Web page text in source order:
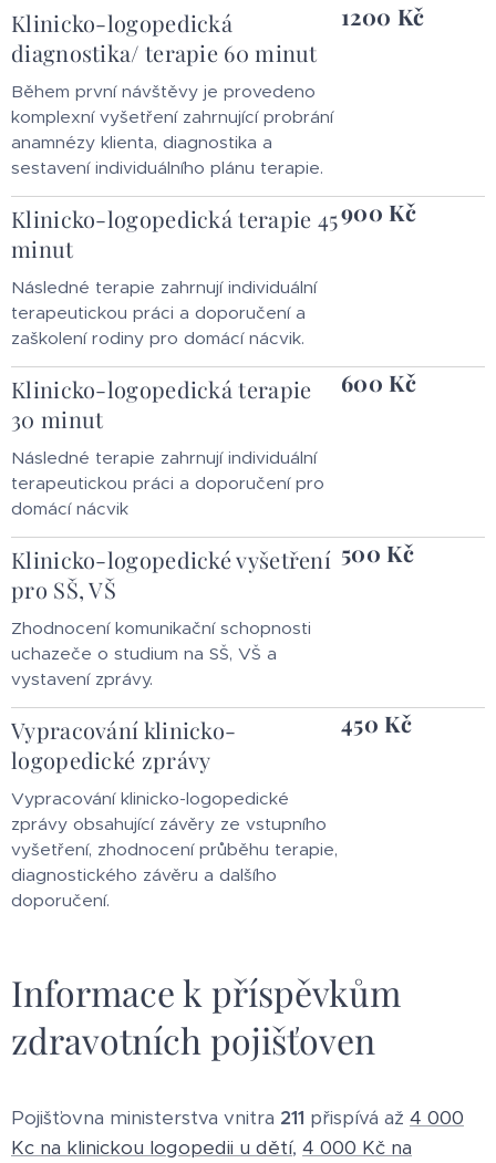
Klinicko-logopedická
diagnostika/ terapie 60 minut
Během první návštěvy je provedeno
komplexní vyšetření zahrnující probrání
anamnézy klienta, diagnostika a
sestavení individuálního plánu terapie.
1200 Kč
Klinicko-logopedická terapie 45
minut
Následné terapie zahrnují individuální
terapeutickou práci a doporučení a
zaškolení rodiny pro domácí nácvik.
900 Kč
Klinicko-logopedická terapie
30 minut
Následné terapie zahrnují individuální
terapeutickou práci a doporučení pro
domácí nácvik
600 Kč
Klinicko-logopedické vyšetření
pro SŠ, VŠ
Zhodnocení komunikační schopnosti
uchazeče o studium na SŠ, VŠ a
vystavení zprávy.
500 Kč
Vypracování klinicko-
logopedické zprávy
Vypracování klinicko-logopedické
zprávy obsahující závěry ze vstupního
vyšetření, zhodnocení průběhu terapie,
diagnostického závěru a dalšího
doporučení.
450 Kč
Informace k příspěvkům
zdravotních pojišťoven
Pojišťovna ministerstva vnitra 211 přispívá až 4 000
Kc na klinickou logopedii u dětí, 4 000 Kč na